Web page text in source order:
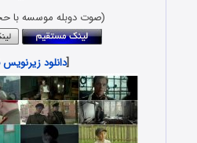
(صوت دوبله موسسه با حجم 96
[دانلود